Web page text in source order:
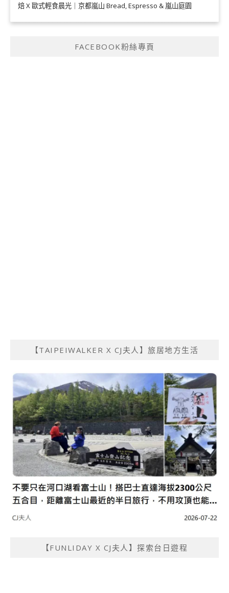
焙 X 歐式輕食晨光｜京都嵐山 Bread, Espresso & 嵐山庭園
FACEBOOK粉絲專頁
【TAIPEIWALKER X CJ夫人】旅居地方生活
【FUNLIDAY X CJ夫人】探索台日遊程